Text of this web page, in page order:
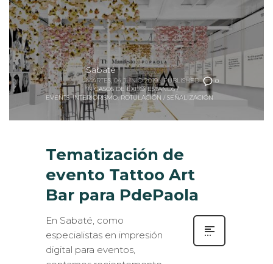
Sabaté
MARTES, 04 JUNIO 2019 / PUBLISHED
IN CASOS DE ÉXITO,ESTANDS /
EVENTS,INTERIORISMO,ROTULACIÓN / SEÑALIZACIÓN
Tematización de
evento Tattoo Art
Bar para PdePaola
especialistas en impresión
digital para eventos,
contamos recientemente